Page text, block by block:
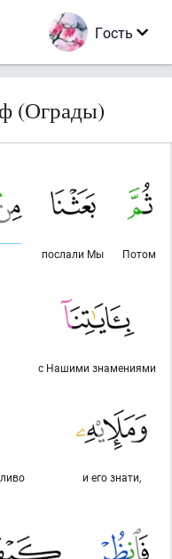
Гость
(Ограды)
Потом
послали Мы
с Нашими знамениями
и его знати,